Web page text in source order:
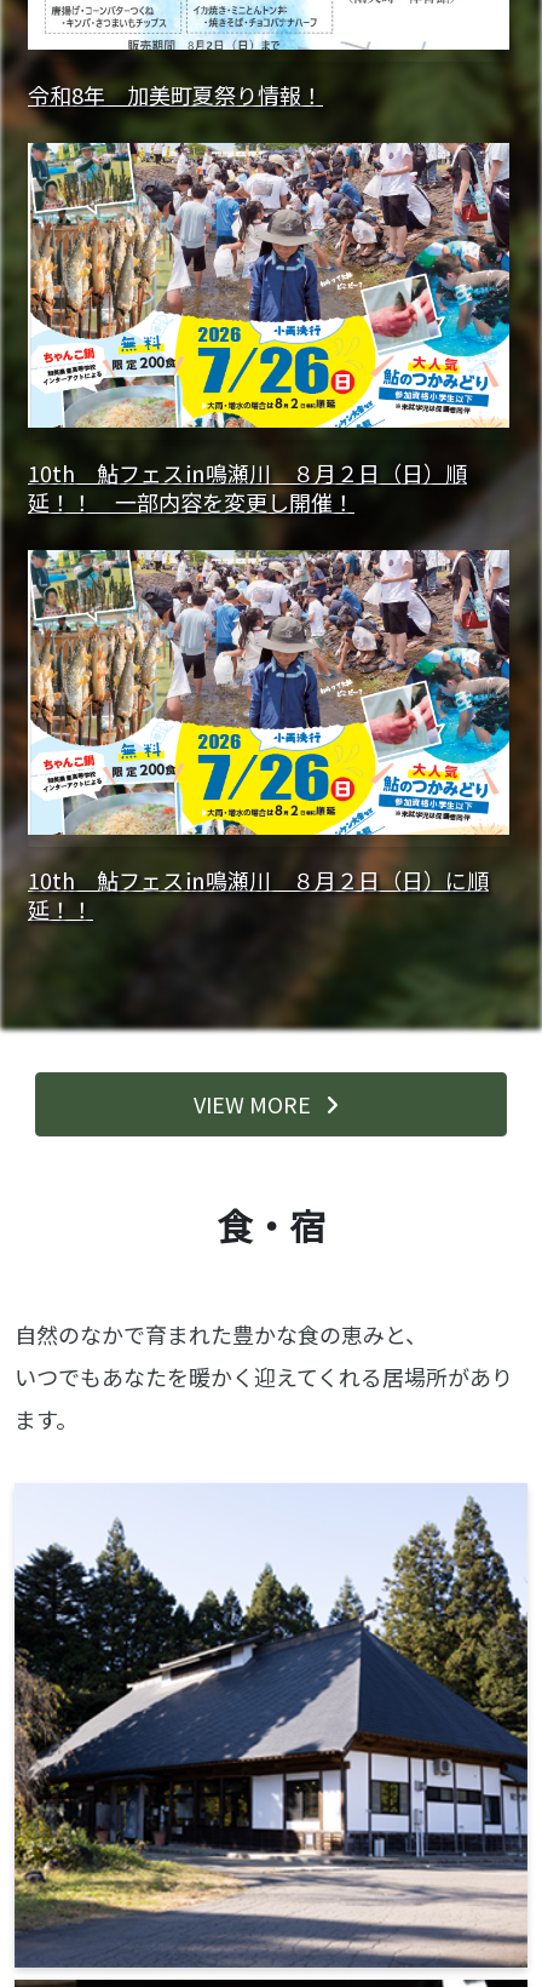
令和8年 加美町夏祭り情報！
10th 鮎フェス㏌鳴瀬川 ８月２日（日）順
延！！ 一部内容を変更し開催！
10th 鮎フェス㏌鳴瀬川 ８月２日（日）に順
延！！
VIEW MORE
食・宿
自然のなかで育まれた豊かな食の恵みと、
いつでもあなたを暖かく迎えてくれる居場所があり
ます。